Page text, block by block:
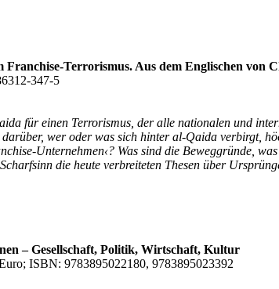
Terrorismus. Aus dem Englischen von
347-5
für einen Terrorismus, der alle nationalen und
wer oder was sich hinter al-Qaida verbirgt,
Unternehmen‹? Was sind die Beweggründe,
die heute verbreiteten Thesen über
– Gesellschaft, Politik, Wirtschaft, Kultur
ISBN: 9783895022180, 9783895023392